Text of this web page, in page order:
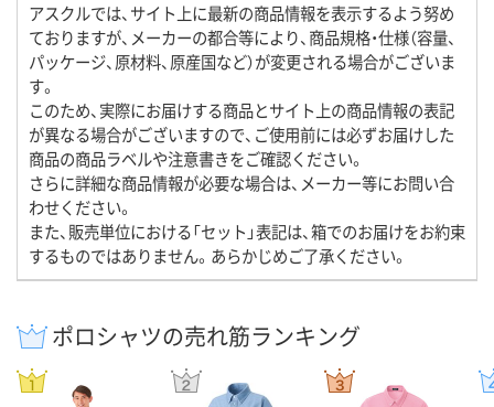
アスクルでは、サイト上に最新の商品情報を表示するよう努め
ておりますが、メーカーの都合等により、商品規格・仕様（容量、
パッケージ、原材料、原産国など）が変更される場合がございま
す。
このため、実際にお届けする商品とサイト上の商品情報の表記
が異なる場合がございますので、ご使用前には必ずお届けした
商品の商品ラベルや注意書きをご確認ください。
さらに詳細な商品情報が必要な場合は、メーカー等にお問い合
わせください。
また、販売単位における「セット」表記は、箱でのお届けをお約束
するものではありません。あらかじめご了承ください。
ポロシャツの売れ筋ランキング